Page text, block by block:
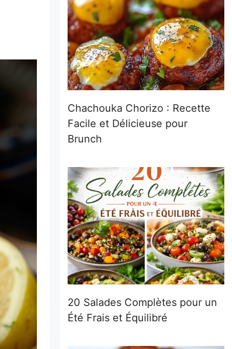
Chachouka Chorizo : Recette
Facile et Délicieuse pour
Brunch
20 Salades Complètes pour un
Été Frais et Équilibré